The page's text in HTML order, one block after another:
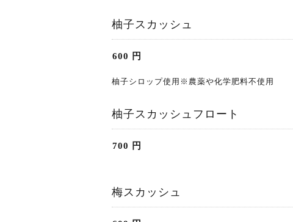
柚子スカッシュ
600 円
柚子シロップ使用※農薬や化学肥料不使用
柚子スカッシュフロート
700 円
梅スカッシュ